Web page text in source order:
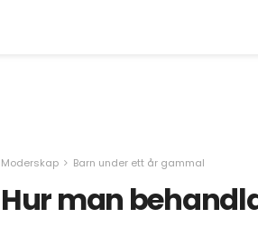
Moderskap Barn under ett år gammal
Hur man